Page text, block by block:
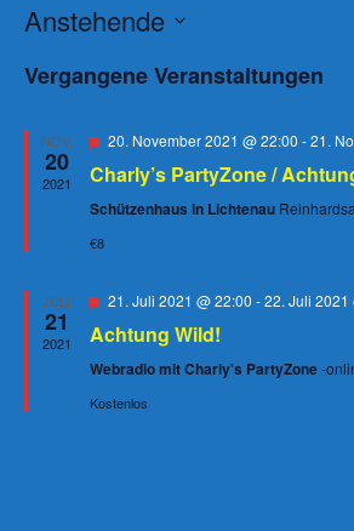
Anstehende
wählen.
Vergangene Veranstaltungen
NOV.
20
2021
Hervorgehoben
20. November 2021 @ 22:00 -21.
Charly’s PartyZone /
Schützenhaus in Lichtenau
€8
JULI
21
2021
Hervorgehoben
21. Juli 2021 @ 22:00 -22. Juli 2021
Achtung Wild!
Webradio mit Charly's PartyZone-
Kostenlos